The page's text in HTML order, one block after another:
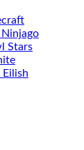
Ninjago
Stars